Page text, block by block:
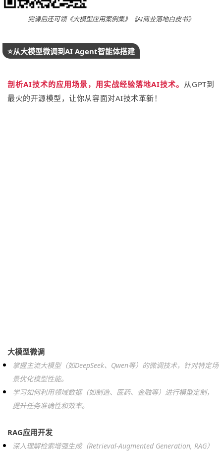
完课后还可领《大模型应用案例集》《AI商业落地白皮书》
⭐️从大模型微调到AI Agent智能体搭建
剖析AI技术的应用场景，用实战经验落地AI技术。 从GPT到
最火的开源模型，让你从容面对AI技术革新！
大模型微调
掌握主流大模型（如DeepSeek、Qwen等）的微调技术，针对特定场
景优化模型性能。
学习如何利用领域数据（如制造、医药、金融等）进行模型定制，
提升任务准确性和效率。
RAG应用开发
深入理解检索增强生成（Retrieval-Augmented Generation, RAG）